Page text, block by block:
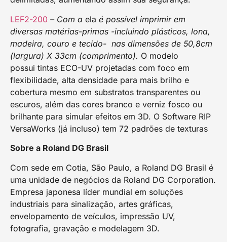
LEF2-200 – Com a ela é possível imprimir em
diversas matérias-primas -incluindo plásticos, lona,
madeira, couro e tecido- nas dimensões de 50,8cm
(largura) X 33cm (comprimento). O modelo
possui tintas ECO-UV projetadas com foco em
flexibilidade, alta densidade para mais brilho e
cobertura mesmo em substratos transparentes ou
escuros, além das cores branco e verniz fosco ou
brilhante para simular efeitos em 3D. O Software RIP
VersaWorks (já incluso) tem 72 padrões de texturas
Sobre a Roland DG Brasil
Com sede em Cotia, São Paulo, a Roland DG Brasil é
uma unidade de negócios da Roland DG Corporation.
Empresa japonesa líder mundial em soluções
industriais para sinalização, artes gráficas,
envelopamento de veículos, impressão UV,
fotografia, gravação e modelagem 3D.